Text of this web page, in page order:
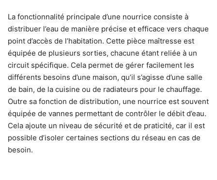
La fonctionnalité principale d’une nourrice consiste à
distribuer l’eau de manière précise et efficace vers chaque
point d’accès de l’habitation. Cette pièce maîtresse est
équipée de plusieurs sorties, chacune étant reliée à un
circuit spécifique. Cela permet de gérer facilement les
différents besoins d’une maison, qu’il s’agisse d’une salle
de bain, de la cuisine ou de radiateurs pour le chauffage.
Outre sa fonction de distribution, une nourrice est souvent
équipée de vannes permettant de contrôler le débit d’eau.
Cela ajoute un niveau de sécurité et de praticité, car il est
possible d’isoler certaines sections du réseau en cas de
besoin.